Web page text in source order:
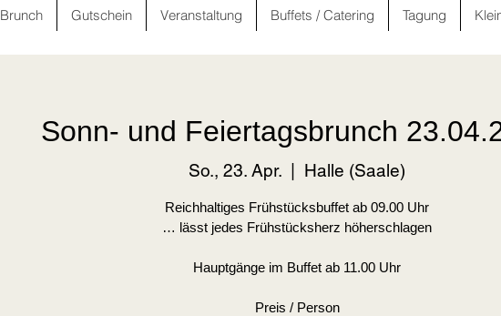
Brunch Gutschein Veranstaltung Buffets / Catering Tagung
Sonn- und Feiertagsbrunch
So., 23. Apr. Halle (Saale)
Reichhaltiges Frühstücksbuffet ab 09.00 Uhr
… lässt jedes Frühstücksherz höherschlagen
Hauptgänge im Buffet ab 11.00 Uhr
Preis / Person